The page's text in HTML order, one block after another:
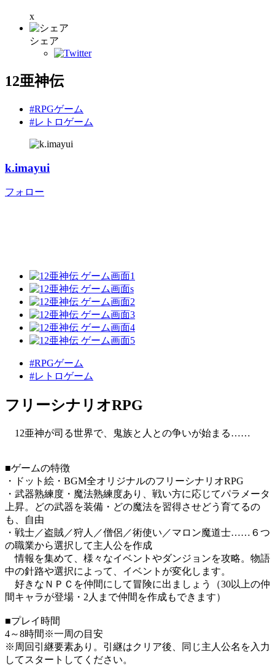
x
シェア
12亜神伝
#RPGゲーム
#レトロゲーム
k.imayui
フォロー
#RPGゲーム
#レトロゲーム
フリーシナリオRPG
12亜神が司る世界で、鬼族と人との争いが始まる……
■ゲームの特徴
・ドット絵・BGM全オリジナルのフリーシナリオRPG
・武器熟練度・魔法熟練度あり、戦い方に応じてパラメータ
上昇。どの武器を装備・どの魔法を習得させどう育てるの
も、自由
・戦士／盗賊／狩人／僧侶／術使い／マロン魔道士……６つ
の職業から選択して主人公を作成
情報を集めて、様々なイベントやダンジョンを攻略。物語
中の針路や選択によって、イベントが変化します。
好きなＮＰＣを仲間にして冒険に出ましょう（30以上の仲
間キャラが登場・2人まで仲間を作成もできます）
■プレイ時間
4～8時間※一周の目安
※周回引継要素あり。引継はクリア後、同じ主人公名を入力
してスタートしてください。